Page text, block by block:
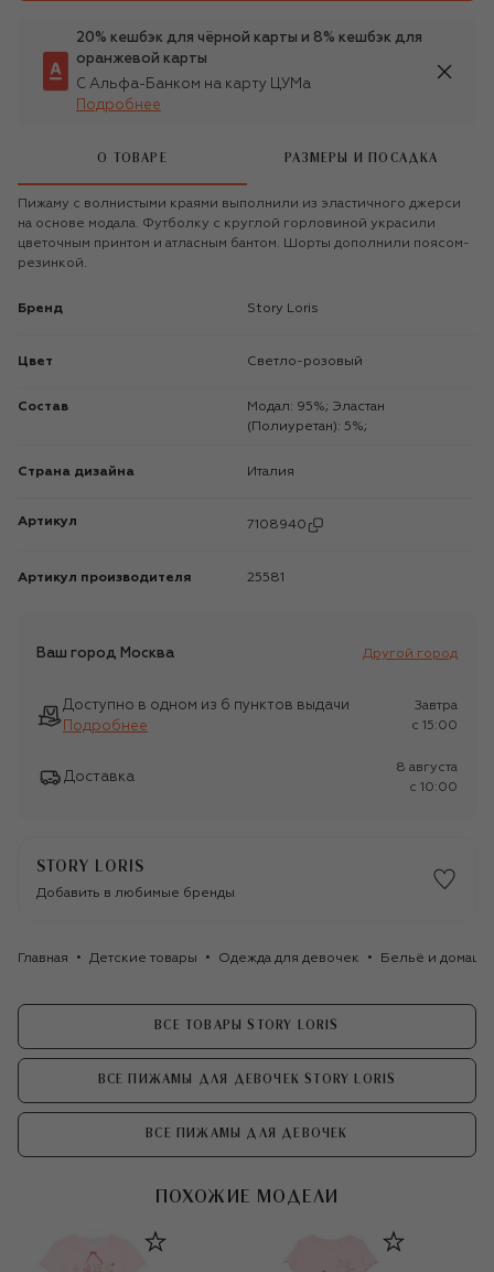
20% кешбэк для чёрной карты и 8% кешбэк для
оранжевой карты
С Альфа-Банком на карту ЦУМа
Подробнее
О ТОВАРЕ РАЗМЕРЫ И ПОСАДКА
Пижаму с волнистыми краями выполнили из эластичного джерси
на основе модала. Футболку с круглой горловиной украсили
цветочным принтом и атласным бантом. Шорты дополнили поясом-
резинкой.
Бренд Story Loris
Цвет Светло-розовый
Состав
Модал: 95%; Эластан
(Полиуретан): 5%;
Страна дизайна Италия
Артикул 7108940
Артикул производителя 25581
Ваш город Москва Другой город
Доступно в одном из 6 пунктов выдачи
Подробнее
Завтра
c 15:00
Доставка
8 августа
c 10:00
STORY LORIS
Добавить в любимые бренды
Главная Детские товары Одежда для девочек Бельё и
ВСЕ ТОВАРЫ STORY LORIS
ВСЕ ПИЖАМЫ ДЛЯ ДЕВОЧЕК STORY LORIS
ВСЕ ПИЖАМЫ ДЛЯ ДЕВОЧЕК
ПОХОЖИЕ МОДЕЛИ